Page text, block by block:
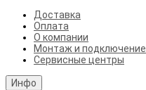
Доставка
Оплата
О компании
Монтаж и подключение
Сервисные центры
Инфо